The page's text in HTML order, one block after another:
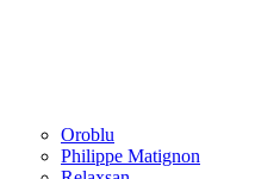
Oroblu
Philippe Matignon